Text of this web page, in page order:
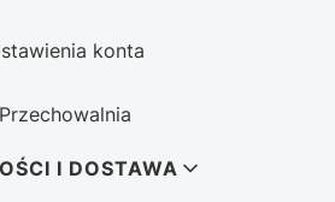
konta
Przechowalnia
I DOSTAWA